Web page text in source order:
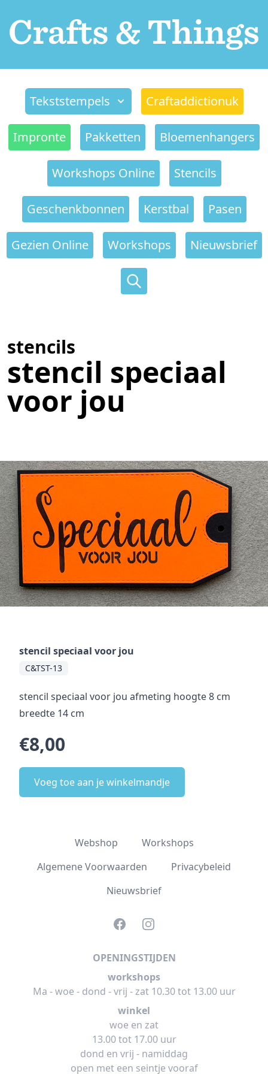
Tekststempels Craftaddictionuk
Impronte Pakketten Bloemenhangers
Workshops Online Stencils
Geschenkbonnen Kerstbal Pasen
Gezien Online Workshops Nieuwsbrief
stencils
stencil speciaal
voor jou
stencil speciaal voor jou
C&TST-13
stencil speciaal voor jou afmeting hoogte 8 cm
breedte 14 cm
€8,00
Voeg toe aan je winkelmandje
Webshop
Workshops
Algemene Voorwaarden
Privacybeleid
Nieuwsbrief
FacebookInstagram
OPENINGSTIJDEN
workshops
Ma - woe - dond - vrij - zat 10.30 tot 13.00 uur
winkel
woe en zat
13.00 tot 17.00 uur
dond en vrij - namiddag
open met een seintje vooraf